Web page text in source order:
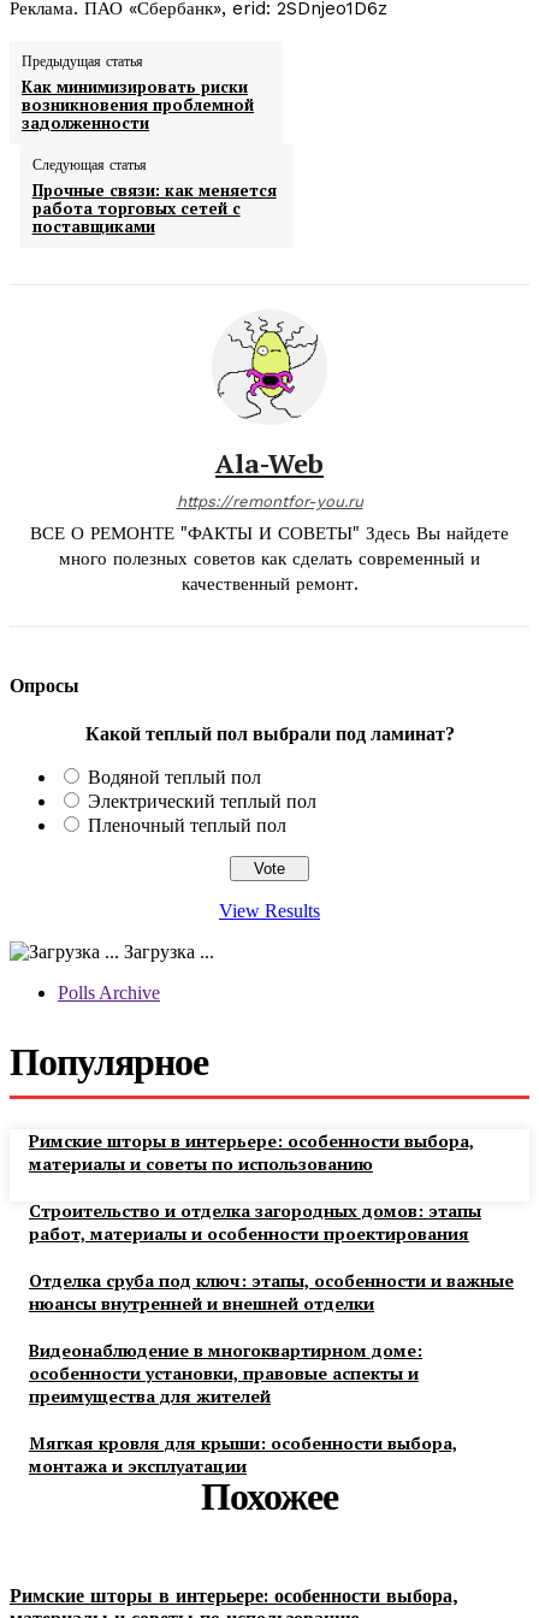
Реклама. ПАО «Сбербанк», erid: 2SDnjeo1D6z
Предыдущая статья
Как минимизировать риски
возникновения проблемной
задолженности
Следующая статья
Прочные связи: как меняется
работа торговых сетей с
поставщиками
Ala-Web
https://remontfor-you.ru
ВСЕ О РЕМОНТЕ "ФАКТЫ И СОВЕТЫ" Здесь Вы найдете
много полезных советов как сделать современный и
качественный ремонт.
Опросы
Какой теплый пол выбрали под ламинат?
Водяной теплый пол
Электрический теплый пол
Пленочный теплый пол
View Results
Загрузка ...
Polls Archive
Популярное
Римские шторы в интерьере: особенности выбора,
материалы и советы по использованию
Строительство и отделка загородных домов: этапы
работ, материалы и особенности проектирования
Отделка сруба под ключ: этапы, особенности и важные
нюансы внутренней и внешней отделки
Видеонаблюдение в многоквартирном доме:
особенности установки, правовые аспекты и
преимущества для жителей
Мягкая кровля для крыши: особенности выбора,
монтажа и эксплуатации
Похожее
Римские шторы в интерьере: особенности выбора,